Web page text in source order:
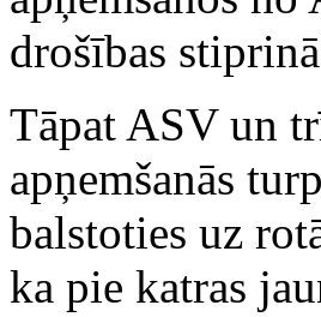
drošības
Tāpat ASV un
apņemšanās
balstoties uz
ka pie katras